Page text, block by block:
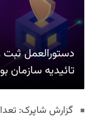
دستورالعمل ثبت
تائیدیه